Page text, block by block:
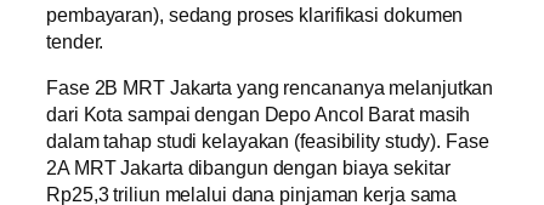
pembayaran), sedang proses klarifikasi dokumen
tender.
Fase 2B MRT Jakarta yang rencananya melanjutkan
dari Kota sampai dengan Depo Ancol Barat masih
dalam tahap studi kelayakan (feasibility study). Fase
2A MRT Jakarta dibangun dengan biaya sekitar
Rp25,3 triliun melalui dana pinjaman kerja sama